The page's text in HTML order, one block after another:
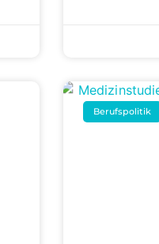
Berufspolitik